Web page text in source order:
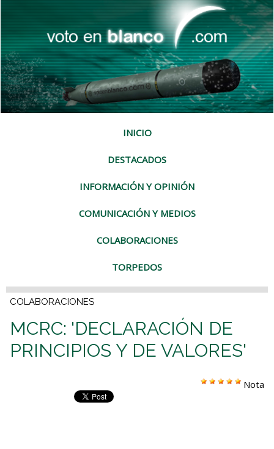
INICIO
DESTACADOS
INFORMACIÓN Y OPINIÓN
COMUNICACIÓN Y MEDIOS
COLABORACIONES
TORPEDOS
COLABORACIONES
MCRC: 'DECLARACIÓN DE
PRINCIPIOS Y DE VALORES'
Nota